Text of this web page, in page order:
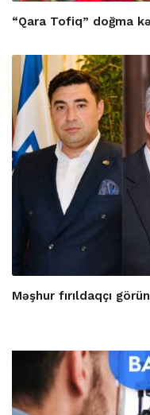
“Qara Tofiq” doğma
Məşhur fırıldaqçı